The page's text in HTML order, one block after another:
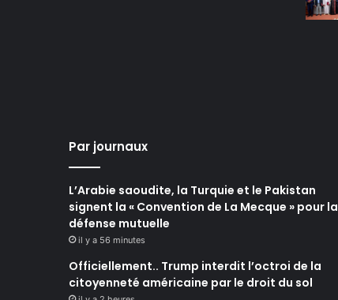
Par journaux
L’Arabie saoudite, la Turquie et le Pakistan
signent la « Convention de La Mecque » pour la
défense mutuelle
il y a 56 minutes
Officiellement.. Trump interdit l’octroi de la
citoyenneté américaine par le droit du sol